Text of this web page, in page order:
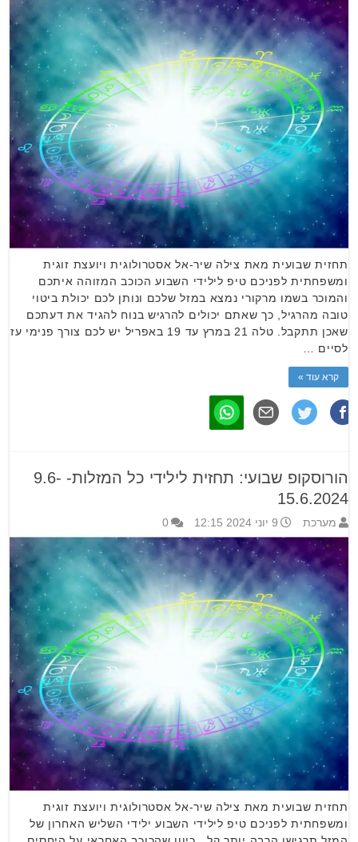
תחזית שבועית מאת צילה שיר-אל אסטרולוגית ויועצת זוגית
ומשפחתית לפניכם טיפ לילידי השבוע הכוכב המזוהה איתכם
והמוכר בשמו מרקורי נמצא במזל שלכם ונותן לכם יכולת ביטוי
טובה מהרגיל, כך שאתם יכולים להרגיש בנוח להגיד את דעתכם
שאכן תתקבל. טלה 21 במרץ עד 19 באפריל יש לכם צורך פנימי עז
לסיים …
קרא עוד »
הורוסקופ שבועי: תחזית לילידי כל המזלות- 9.6-
15.6.2024
מערכת 9 יוני 2024 12:15 0
תחזית שבועית מאת צילה שיר-אל אסטרולוגית ויועצת זוגית
ומשפחתית לפניכם טיפ לילידי השבוע ילידי השליש האחרון של